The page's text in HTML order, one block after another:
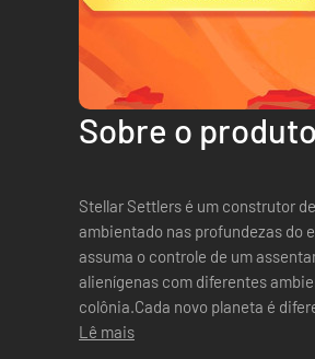
Sobre o produto
Stellar Settlers é um construtor
ambientado nas profundezas do
assuma o controle de um
alienígenas com diferentes
colônia.Cada novo planeta é
colonizadores, módulos de
Lê mais